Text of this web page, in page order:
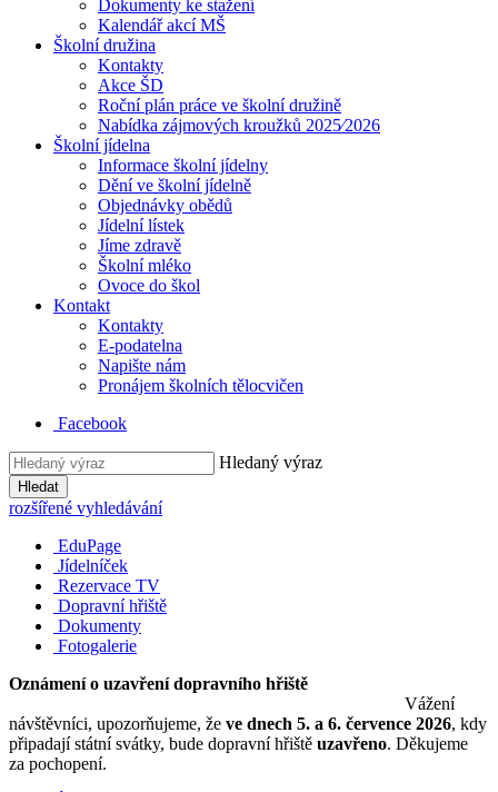
Dokumenty ke stažení
Kalendář akcí MŠ
Školní družina
Kontakty
Akce ŠD
Roční plán práce ve školní družině
Nabídka zájmových kroužků 2025⁄2026
Školní jídelna
Informace školní jídelny
Dění ve školní jídelně
Objednávky obědů
Jídelní lístek
Jíme zdravě
Školní mléko
Ovoce do škol
Kontakt
Kontakty
E-podatelna
Napište nám
Pronájem školních tělocvičen
Facebook
Hledaný výraz
Hledat
rozšířené vyhledávání
EduPage
Jídelníček
Rezervace TV
Dopravní hřiště
Dokumenty
Fotogalerie
Oznámení o uzavření dopravního hřiště
Vážení
návštěvníci, upozorňujeme, že ve dnech 5. a 6. července 2026, kdy
připadají státní svátky, bude dopravní hřiště uzavřeno. Děkujeme
za pochopení.